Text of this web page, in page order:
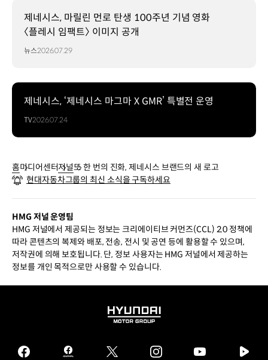
제네시스, 마릴린 먼로 탄생 100주년 기념 영화
〈플레시 임팩트〉 이미지 공개
뉴스2026.07.29
제네시스, ‘제네시스 마그마 X GMR’ 특별전 운영
TV2026.07.24
홈미디어센터저널또 한 번의 진화, 제네시스 브랜드의 새 로고
현대자동차그룹의 최신 소식을 구독하세요
HMG 저널 운영팀
HMG 저널에서 제공되는 정보는 크리에이티브 커먼즈(CCL) 2.0 정책에
따라 콘텐츠의 복제와 배포, 전송, 전시 및 공연 등에 활용할 수 있으며,
저작권에 의해 보호됩니다. 단, 정보 사용자는 HMG 저널에서 제공하는
정보를 개인 목적으로만 사용할 수 있습니다.
HYUNDAI
GROUP